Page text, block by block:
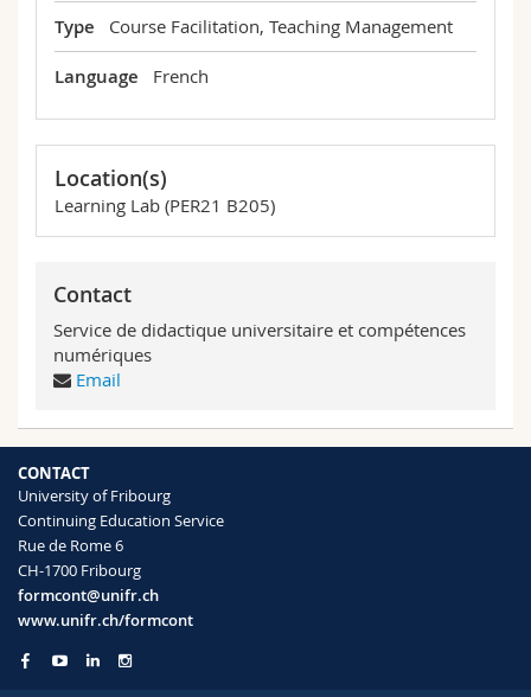
Type Course Facilitation, Teaching Management
Language French
Location(s)
Learning Lab (PER21 B205)
Contact
Service de didactique universitaire et compétences
numériques
Email
CONTACT
University of Fribourg
Continuing Education Service
Rue de Rome 6
CH-1700 Fribourg
formcont@unifr.ch
www.unifr.ch/formcont